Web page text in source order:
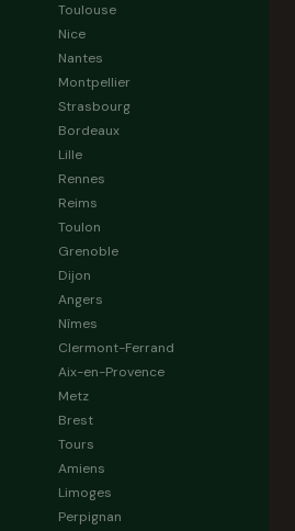
Toulouse
Nice
Nantes
Montpellier
Strasbourg
Bordeaux
Lille
Rennes
Reims
Toulon
Grenoble
Dijon
Angers
Nîmes
Clermont-Ferrand
Aix-en-Provence
Metz
Brest
Tours
Amiens
Limoges
Perpignan